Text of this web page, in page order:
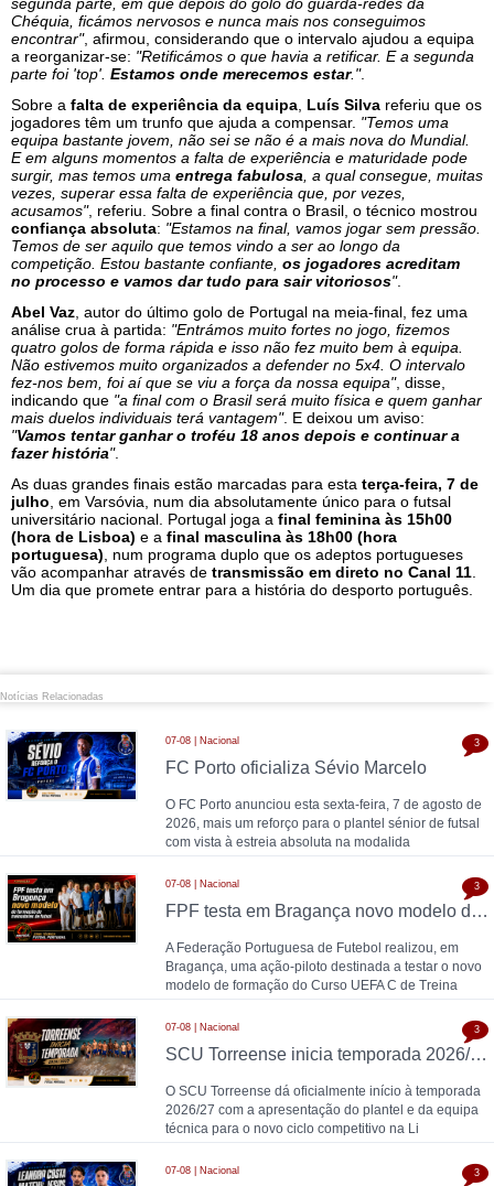
Chéquia, ficámos nervosos e nunca mais nos conseguimos
encontrar", afirmou, considerando que o intervalo ajudou a equipa
a reorganizar-se: "Retificámos o que havia a retificar. E a segunda
parte foi 'top'. Estamos onde merecemos estar.".
Sobre a falta de experiência da equipa Luís Silva referiu que os
jogadores têm um trunfo que ajuda a compensar. "Temos uma
equipa bastante jovem, não sei se não é a mais nova do Mundial.
E em alguns momentos a falta de experiência e maturidade pode
surgir, mas temos uma entrega fabulosa , a qual consegue, muitas
vezes, superar essa falta de experiência que, por vezes,
acusamos", referiu. Sobre a final contra o Brasil, o técnico mostrou
confiança absoluta: "Estamos na final, vamos jogar sem pressão.
Temos de ser aquilo que temos vindo a ser ao longo da
competição. Estou bastante confiante, os jogadores acreditam
no processo e vamos dar tudo para sair vitoriosos".
Abel Vaz , autor do último golo de Portugal na meia-final, fez uma
análise crua à partida: "Entrámos muito fortes no jogo, fizemos
quatro golos de forma rápida e isso não fez muito bem à equipa.
Não estivemos muito organizados a defender no 5x4. O intervalo
fez-nos bem, foi aí que se viu a força da nossa equipa", disse,
indicando que "a final com o Brasil será muito física e quem ganhar
mais duelos individuais terá vantagem". E deixou um aviso:
"Vamos tentar ganhar o troféu 18 anos depois e continuar a
fazer história".
As duas grandes finais estão marcadas para esta terça-feira, 7 de
julho , em Varsóvia, num dia absolutamente único para o futsal
universitário nacional. Portugal joga a final feminina às 15h00
(hora de Lisboa) e a final masculina às 18h00 (hora
portuguesa) , num programa duplo que os adeptos portugueses
vão acompanhar através de transmissão em direto no Canal 11
Um dia que promete entrar para a história do desporto português.
Notícias Relacionadas
07-08 | Nacional
FC Porto oficializa Sévio Marcelo
O FC Porto anunciou esta sexta-feira, 7 de agosto de
2026, mais um reforço para o plantel sénior de futsal
com vista à estreia absoluta na modalida
3
07-08 | Nacional
FPF testa em Bragança novo modelo de formação de treinadores de futsal
A Federação Portuguesa de Futebol realizou, em
Bragança, uma ação-piloto destinada a testar o novo
modelo de formação do Curso UEFA C de Treina
3
07-08 | Nacional
SCU Torreense inicia temporada 2026/27: Naná comanda plantel jovem
O SCU Torreense dá oficialmente início à temporada
2026/27 com a apresentação do plantel e da equipa
técnica para o novo ciclo competitivo na Li
3
07-08 | Nacional 3